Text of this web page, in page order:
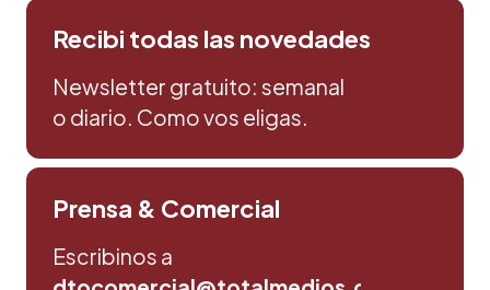
Recibi todas las novedades
Newsletter gratuito: semanal
o diario. Como vos eligas.
Prensa & Comercial
Escribinos a